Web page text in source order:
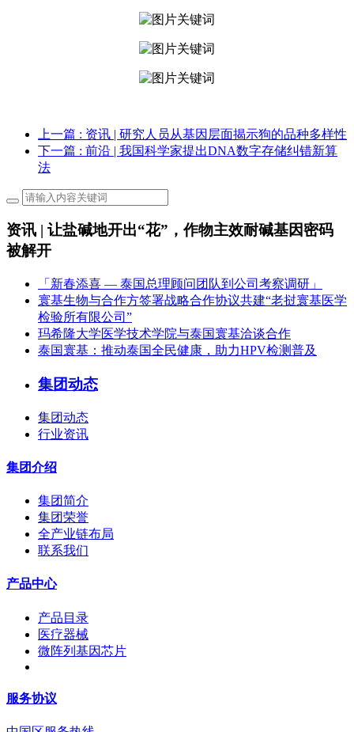
上一篇 : 资讯 | 研究人员从基因层面揭示狗的品种多样性
下一篇 : 前沿 | 我国科学家提出DNA数字存储纠错新算
法
资讯 | 让盐碱地开出“花”，作物主效耐碱基因密码
被解开
「新春添喜 — 泰国总理顾问团队到公司考察调研」
寰基生物与合作方签署战略合作协议共建“老挝寰基医学
检验所有限公司”
玛希隆大学医学技术学院与泰国寰基洽谈合作
泰国寰基：推动泰国全民健康，助力HPV检测普及
集团动态
集团动态
行业资讯
集团介绍
集团简介
集团荣誉
全产业链布局
联系我们
产品中心
产品目录
医疗器械
微阵列基因芯片
服务协议